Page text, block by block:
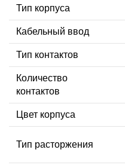
Тип корпуса
Кабельный ввод
Тип контактов
Количество
контактов
Цвет корпуса
Тип расторжения